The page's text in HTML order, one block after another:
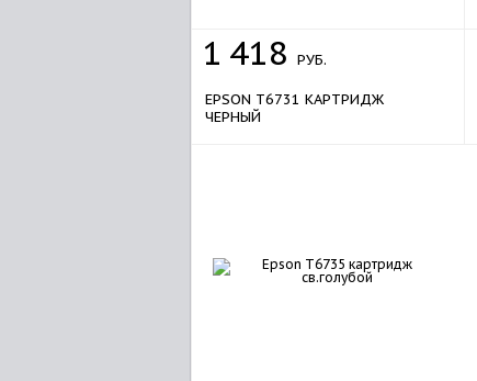
1 418 РУБ.
EPSON T6731 КАРТРИДЖ
ЧЕРНЫЙ